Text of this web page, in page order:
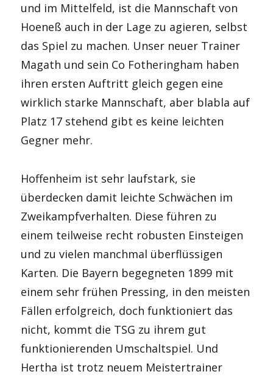
und im Mittelfeld, ist die Mannschaft von
Hoeneß auch in der Lage zu agieren, selbst
das Spiel zu machen. Unser neuer Trainer
Magath und sein Co Fotheringham haben
ihren ersten Auftritt gleich gegen eine
wirklich starke Mannschaft, aber blabla auf
Platz 17 stehend gibt es keine leichten
Gegner mehr.
Hoffenheim ist sehr laufstark, sie
überdecken damit leichte Schwächen im
Zweikampfverhalten. Diese führen zu
einem teilweise recht robusten Einsteigen
und zu vielen manchmal überflüssigen
Karten. Die Bayern begegneten 1899 mit
einem sehr frühen Pressing, in den meisten
Fällen erfolgreich, doch funktioniert das
nicht, kommt die TSG zu ihrem gut
funktionierenden Umschaltspiel. Und
Hertha ist trotz neuem Meistertrainer